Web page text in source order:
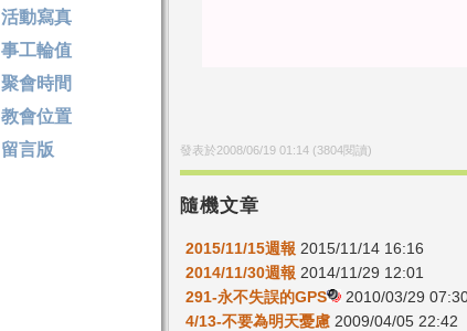
發表於2008/06/19 01:14(3804閱讀)
隨機文章
2015/11/15週報 2015/11/14 16:16
2014/11/30週報 2014/11/29 12:01
291-永不失誤的GPS
2010/03/29
4/13-不要為明天憂慮2009/04/05 22:42
活動寫真
事工輪值
聚會時間
教會位置
留言版